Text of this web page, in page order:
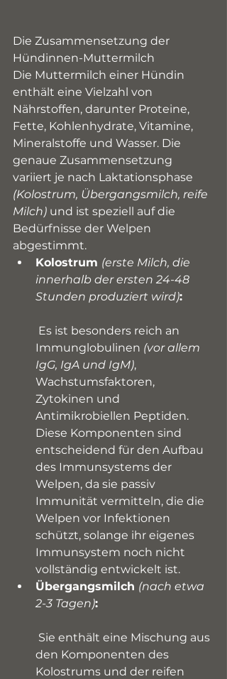
Die Zusammensetzung der
Hündinnen-Muttermilch
Die Muttermilch einer Hündin
enthält eine Vielzahl von
Nährstoffen, darunter Proteine,
Fette, Kohlenhydrate, Vitamine,
Mineralstoffe und Wasser. Die
genaue Zusammensetzung
variiert je nach Laktationsphase
(Kolostrum, Übergangsmilch, reife
Milch) und ist speziell auf die
Bedürfnisse der Welpen
abgestimmt.
Kolostrum (erste Milch, die
innerhalb der ersten 24-48
Stunden produziert wird):
Immunglobulinen (vor allem
IgG, IgA und IgM),
Wachstumsfaktoren,
Zytokinen und
Antimikrobiellen Peptiden.
Diese Komponenten sind
entscheidend für den Aufbau
des Immunsystems der
Welpen, da sie passiv
Immunität vermitteln, die die
Welpen vor Infektionen
schützt, solange ihr eigenes
Immunsystem noch nicht
vollständig entwickelt ist.
Übergangsmilch (nach etwa
2-3 Tagen):
den Komponenten des
Kolostrums und der reifen